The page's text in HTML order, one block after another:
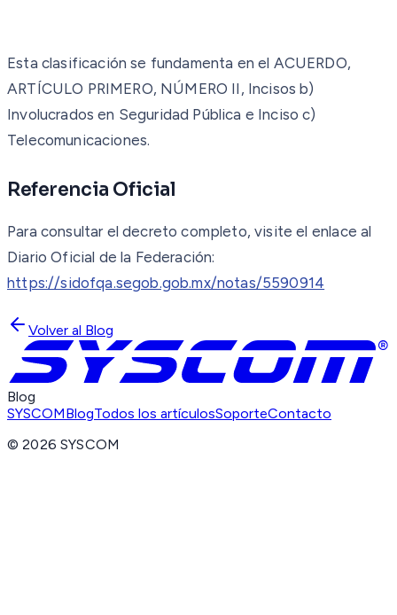
Esta clasificación se fundamenta en el ACUERDO,
ARTÍCULO PRIMERO, NÚMERO II, Incisos b)
Involucrados en Seguridad Pública e Inciso c)
Telecomunicaciones.
Referencia Oficial
Para consultar el decreto completo, visite el enlace al
Diario Oficial de la Federación:
https://sidofqa.segob.gob.mx/notas/5590914
Volver al Blog
Blog
SYSCOMBlogTodos los artículosSoporteContacto
©2026 SYSCOM